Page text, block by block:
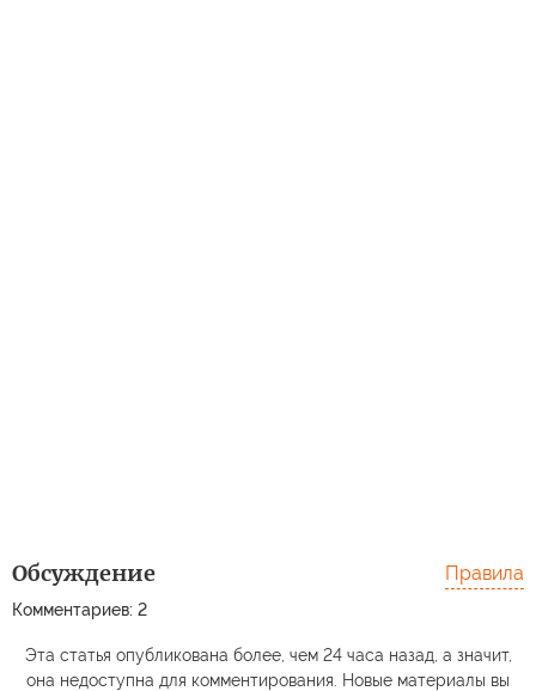
Обсуждение
Комментариев: 2
Правила
Эта статья опубликована более, чем 24 часа назад, а значит,
она недоступна для комментирования. Новые материалы вы